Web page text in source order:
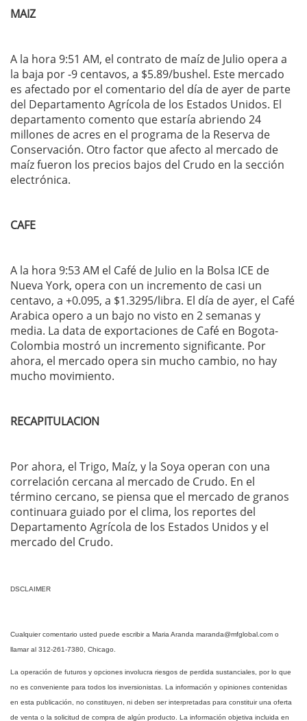
MAIZ
A la hora 9:51 AM, el contrato de maíz de Julio opera a
la baja por -9 centavos, a $5.89/bushel. Este mercado
es afectado por el comentario del día de ayer de parte
del Departamento Agrícola de los Estados Unidos. El
departamento comento que estaría abriendo 24
millones de acres en el programa de la Reserva de
Conservación. Otro factor que afecto al mercado de
maíz fueron los precios bajos del Crudo en la sección
electrónica.
CAFE
A la hora 9:53 AM el Café de Julio en la Bolsa ICE de
Nueva York, opera con un incremento de casi un
centavo, a +0.095, a $1.3295/libra. El día de ayer, el Café
Arabica opero a un bajo no visto en 2 semanas y
media. La data de exportaciones de Café en Bogota-
Colombia mostró un incremento significante. Por
ahora, el mercado opera sin mucho cambio, no hay
mucho movimiento.
RECAPITULACION
Por ahora, el Trigo, Maíz, y la Soya operan con una
correlación cercana al mercado de Crudo. En el
término cercano, se piensa que el mercado de granos
continuara guiado por el clima, los reportes del
Departamento Agrícola de los Estados Unidos y el
mercado del Crudo.
DSCLAIMER
Cualquier comentario usted puede escribir a Maria Aranda maranda@mfglobal.com o
llamar al 312-261-7380, Chicago.
La operación de futuros y opciones involucra riesgos de perdida sustanciales, por lo que
no es conveniente para todos los inversionistas. La información y opiniones contenidas
en esta publicación, no constituyen, ni deben ser interpretadas para constituir una oferta
de venta o la solicitud de compra de algún producto. La información objetiva incluida en